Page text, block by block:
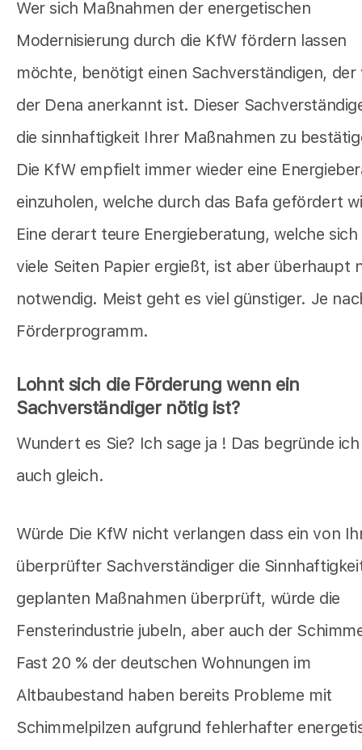
Wer sich Maßnahmen der energetischen
Modernisierung durch die KfW fördern lassen
möchte, benötigt einen Sachverständigen, der
der Dena anerkannt ist. Dieser
die sinnhaftigkeit Ihrer Maßnahmen zu
Die KfW empfielt immer wieder eine
einzuholen, welche durch das Bafa gefördert
Eine derart teure Energieberatung, welche
viele Seiten Papier ergießt, ist aber überhaupt
notwendig. Meist geht es viel günstiger. Je
Förderprogramm.
Lohnt sich die Förderung wenn ein
Sachverständiger nötig ist?
Wundert es Sie? Ich sage ja ! Das begründe
auch gleich.
Würde Die KfW nicht verlangen dass ein von
überprüfter Sachverständiger die
geplanten Maßnahmen überprüft, würde die
Fensterindustrie jubeln, aber auch der
Fast 20 % der deutschen Wohnungen im
Altbaubestand haben bereits Probleme mit
Schimmelpilzen aufgrund fehlerhafter